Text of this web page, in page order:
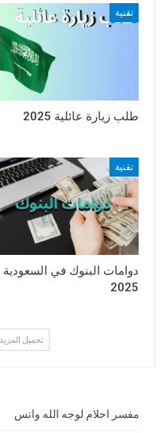
تقنية
طلب زيارة عائلية 2025
تقنية
دوامات البنوك في السعودية
2025
تحميل
مفسر احلام لوجه الله واتس